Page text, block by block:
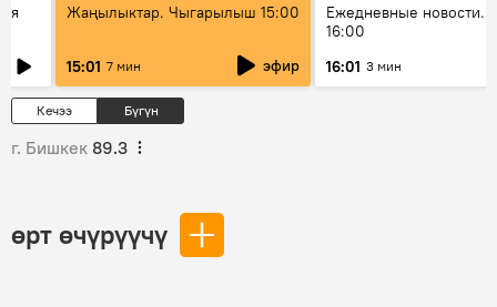
Жаңылыктар. Чыгарылыш 15:00
15:01 7 мин эфир
Ежедневные новости.
16:00
16:01 3 мин
Кечээ Бүгүн
г. Бишкек 89.3
өрт өчүрүүчү